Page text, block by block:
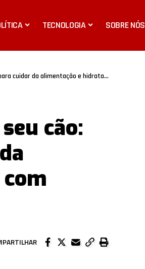
TECNOLOGIA SOBRE NÓS
e hidratação, com Nathalia Belletato
cão: